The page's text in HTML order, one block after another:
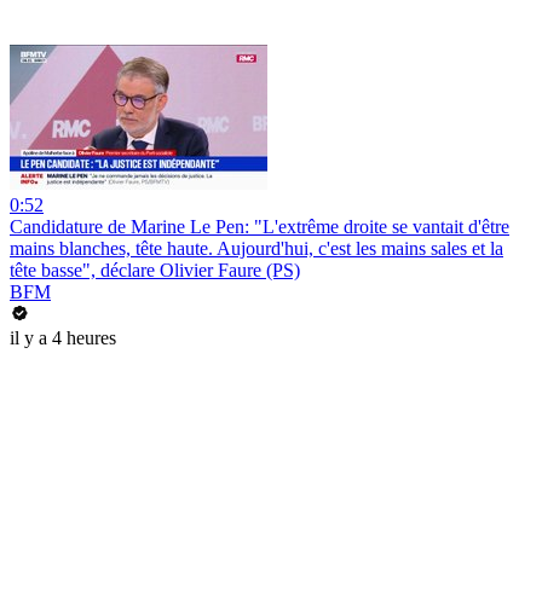
0:52
Candidature de Marine Le Pen: "L'extrême droite se vantait d'être
mains blanches, tête haute. Aujourd'hui, c'est les mains sales et la
tête basse", déclare Olivier Faure (PS)
BFM
il y a 4 heures